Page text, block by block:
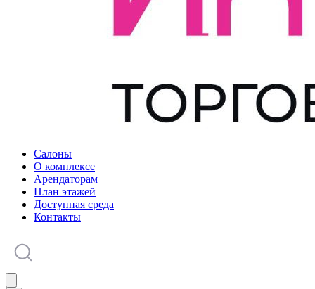
Салоны
О комплексе
Арендаторам
План этажей
Доступная среда
Контакты